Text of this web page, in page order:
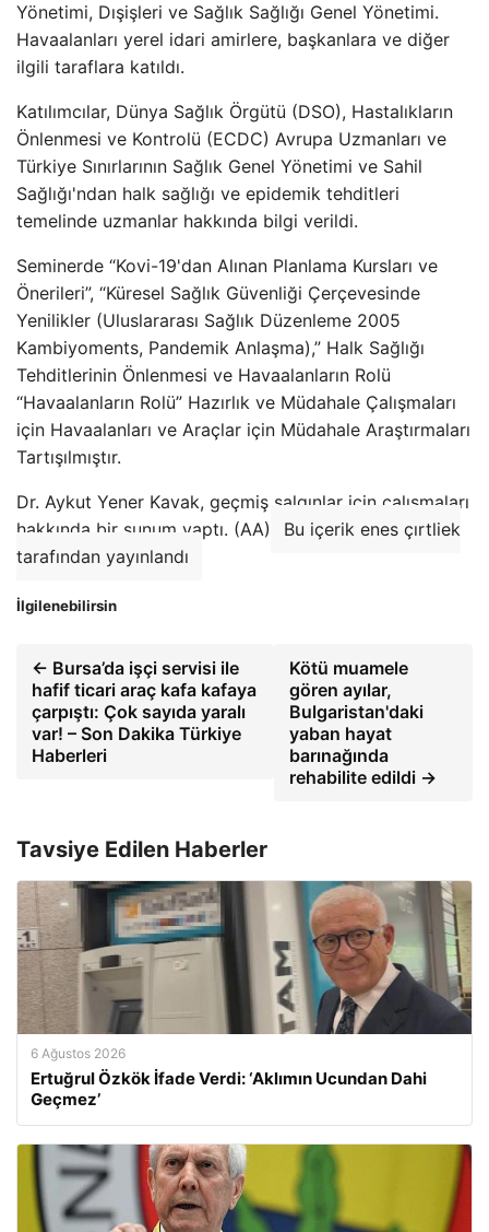
Yönetimi, Dışişleri ve Sağlık Sağlığı Genel Yönetimi.
Havaalanları yerel idari amirlere, başkanlara ve diğer
ilgili taraflara katıldı.
Katılımcılar, Dünya Sağlık Örgütü (DSO), Hastalıkların
Önlenmesi ve Kontrolü (ECDC) Avrupa Uzmanları ve
Türkiye Sınırlarının Sağlık Genel Yönetimi ve Sahil
Sağlığı'ndan halk sağlığı ve epidemik tehditleri
temelinde uzmanlar hakkında bilgi verildi.
Seminerde “Kovi-19'dan Alınan Planlama Kursları ve
Önerileri”, “Küresel Sağlık Güvenliği Çerçevesinde
Yenilikler (Uluslararası Sağlık Düzenleme 2005
Kambiyoments, Pandemik Anlaşma),” Halk Sağlığı
Tehditlerinin Önlenmesi ve Havaalanların Rolü
“Havaalanların Rolü” Hazırlık ve Müdahale Çalışmaları
için Havaalanları ve Araçlar için Müdahale Araştırmaları
Tartışılmıştır.
Dr. Aykut Yener Kavak, geçmiş salgınlar için çalışmaları
hakkında bir sunum yaptı. (AA)
Bu içerik enes çırtliek
tarafından yayınlandı
İlgilenebilirsin
← Bursa’da işçi servisi ile
hafif ticari araç kafa kafaya
çarpıştı: Çok sayıda yaralı
var! – Son Dakika Türkiye
Haberleri
Kötü muamele
gören ayılar,
Bulgaristan'daki
yaban hayat
barınağında
rehabilite edildi →
Tavsiye Edilen Haberler
6 Ağustos 2026
Ertuğrul Özkök İfade Verdi: ‘Aklımın Ucundan Dahi
Geçmez’